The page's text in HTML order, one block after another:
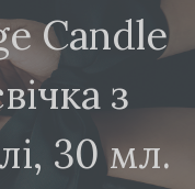
Candle
з
30 мл.